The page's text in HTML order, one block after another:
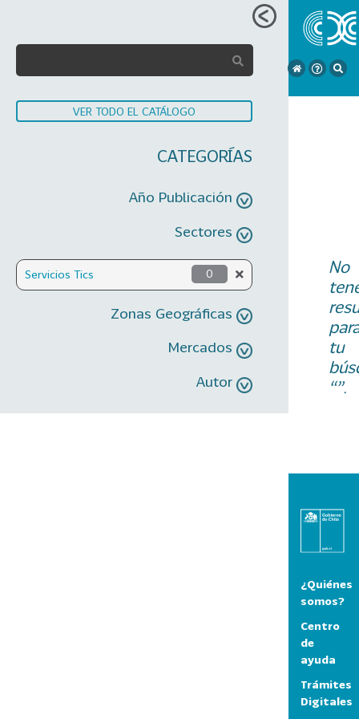
VER TODO EL CATÁLOGO
CATEGORÍAS
Año Publicación
Sectores
Servicios Tics 0
Zonas Geográficas
Mercados
Autor
No
tu
“”.
¿Quiénes
somos?
Centro
de
ayuda
Trámites
Digitales